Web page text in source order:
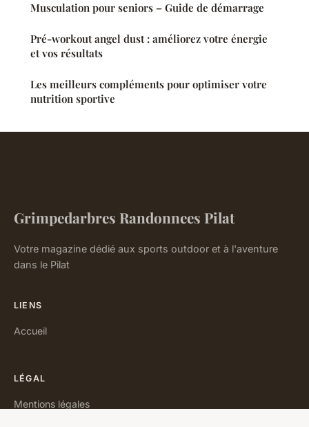
Musculation pour seniors – Guide de démarrage
Pré-workout angel dust : améliorez votre énergie
et vos résultats
Les meilleurs compléments pour optimiser votre
nutrition sportive
Grimpedarbres Randonnees Pilat
Votre magazine dédié aux sports outdoor et à l'aventure
dans le Pilat
LIENS
Accueil
LÉGAL
Mentions légales